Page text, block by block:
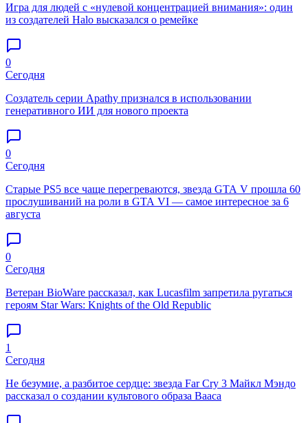
Игра для людей с «нулевой концентрацией внимания»: один
из создателей Halo высказался о ремейке
0
Сегодня
Создатель серии Apathy признался в использовании
генеративного ИИ для нового проекта
0
Сегодня
Старые PS5 все чаще перегреваются, звезда GTA V прошла 60
прослушиваний на роли в GTA VI — самое интересное за 6
августа
0
Сегодня
Ветеран BioWare рассказал, как Lucasfilm запретила ругаться
героям Star Wars: Knights of the Old Republic
1
Сегодня
Не безумие, а разбитое сердце: звезда Far Cry 3 Майкл Мэндо
рассказал о создании культового образа Вааса